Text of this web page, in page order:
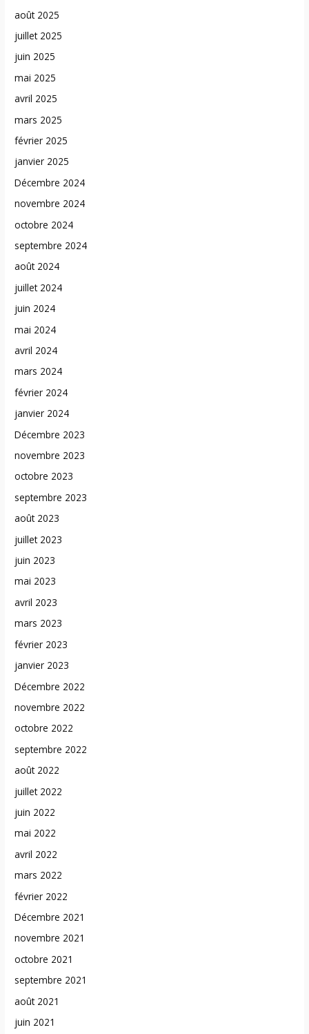
août 2025
juillet 2025
juin 2025
mai 2025
avril 2025
mars 2025
février 2025
janvier 2025
Décembre 2024
novembre 2024
octobre 2024
septembre 2024
août 2024
juillet 2024
juin 2024
mai 2024
avril 2024
mars 2024
février 2024
janvier 2024
Décembre 2023
novembre 2023
octobre 2023
septembre 2023
août 2023
juillet 2023
juin 2023
mai 2023
avril 2023
mars 2023
février 2023
janvier 2023
Décembre 2022
novembre 2022
octobre 2022
septembre 2022
août 2022
juillet 2022
juin 2022
mai 2022
avril 2022
mars 2022
février 2022
Décembre 2021
novembre 2021
octobre 2021
septembre 2021
août 2021
juin 2021